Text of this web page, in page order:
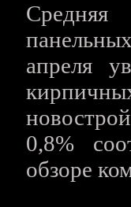
Средняя
апреля
0,8%
обзоре